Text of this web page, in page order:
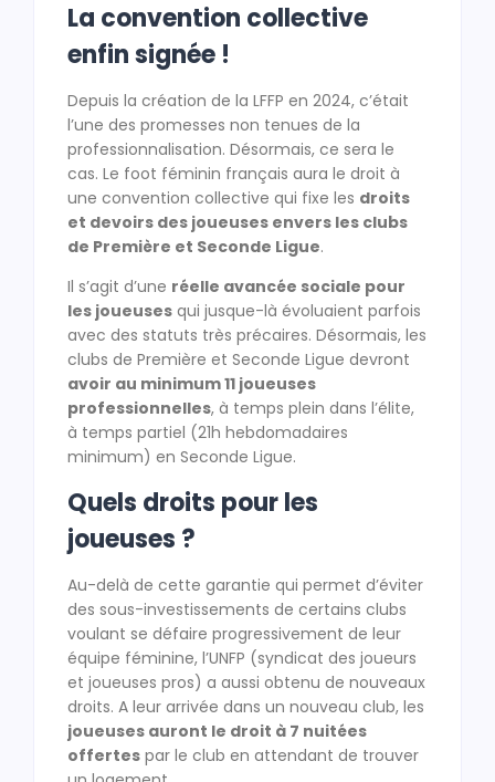
La convention collective
enfin signée !
Depuis la création de la LFFP en 2024, c’était
l’une des promesses non tenues de la
professionnalisation. Désormais, ce sera le
cas. Le foot féminin français aura le droit à
une convention collective qui fixe les droits
et devoirs des joueuses envers les clubs
de Première et Seconde Ligue.
Il s’agit d’une réelle avancée sociale pour
les joueuses qui jusque-là évoluaient parfois
avec des statuts très précaires. Désormais, les
clubs de Première et Seconde Ligue devront
avoir au minimum 11 joueuses
professionnelles, à temps plein dans l’élite,
à temps partiel (21h hebdomadaires
minimum) en Seconde Ligue.
Quels droits pour les
joueuses ?
Au-delà de cette garantie qui permet d’éviter
des sous-investissements de certains clubs
voulant se défaire progressivement de leur
équipe féminine, l’UNFP (syndicat des joueurs
et joueuses pros) a aussi obtenu de nouveaux
droits. A leur arrivée dans un nouveau club, les
joueuses auront le droit à 7 nuitées
offertes par le club en attendant de trouver